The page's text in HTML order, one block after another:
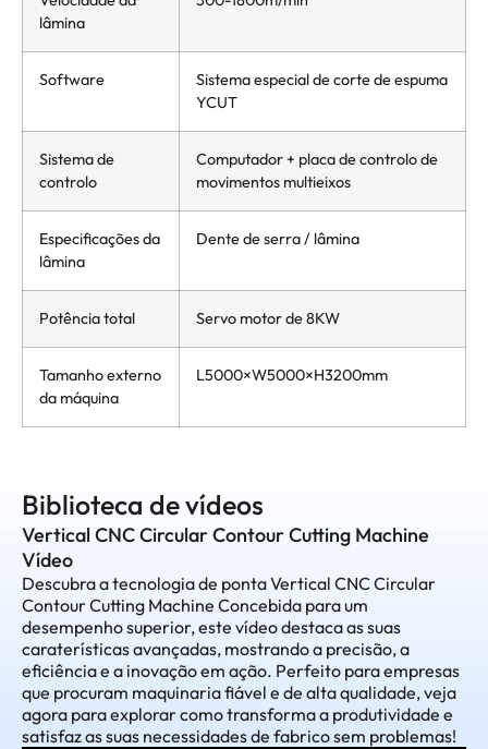
lâmina
Software
Sistema especial de corte de espuma
YCUT
Sistema de
controlo
Computador + placa de controlo de
movimentos multieixos
Especificações da
lâmina
Dente de serra / lâmina
Potência total Servo motor de 8KW
Tamanho externo
da máquina
L5000×W5000×H3200mm
Biblioteca de vídeos
Vertical CNC Circular Contour Cutting Machine
Vídeo
Descubra a tecnologia de ponta Vertical CNC Circular
Contour Cutting Machine Concebida para um
desempenho superior, este vídeo destaca as suas
caraterísticas avançadas, mostrando a precisão, a
eficiência e a inovação em ação. Perfeito para empresas
que procuram maquinaria fiável e de alta qualidade, veja
agora para explorar como transforma a produtividade e
satisfaz as suas necessidades de fabrico sem problemas!